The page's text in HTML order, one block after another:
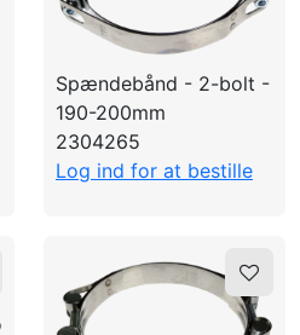
Spændebånd - 2-bolt -
190-200mm
2304265
Log ind for at bestille